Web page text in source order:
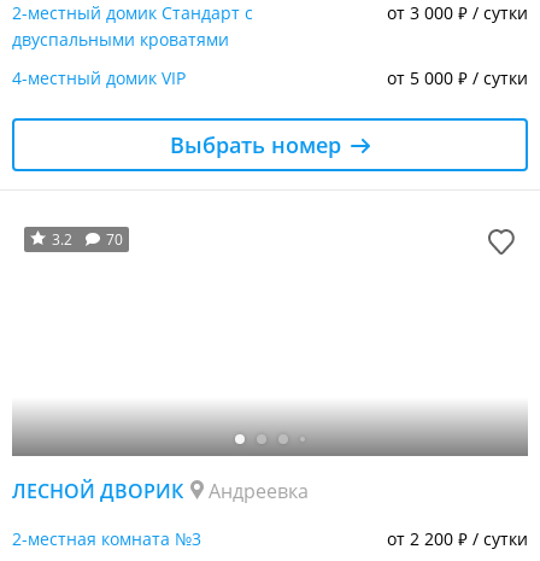
2-местный домик Стандарт с
двуспальными кроватями
от 3 000 ₽ / сутки
4-местный домик VIP от 5 000 ₽ / сутки
Выбрать номер
3.2 70
ЛЕСНОЙ ДВОРИК Андреевка
2-местная комната №3 от 2 200 ₽ / сутки